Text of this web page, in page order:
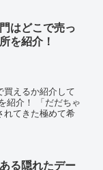
はどこで売っ
を紹介！
買えるか紹介して
紹介！ 「だだちゃ
れてきた極めて希
る隠れたデー